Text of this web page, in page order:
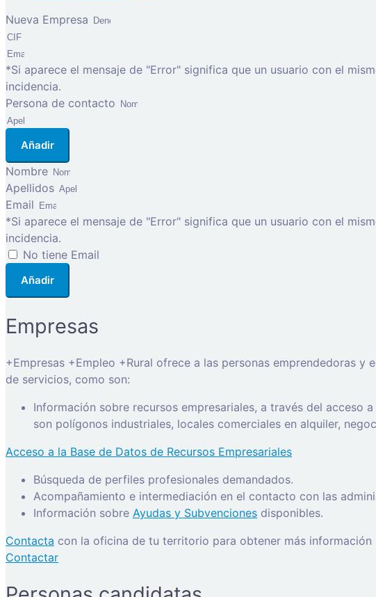
Nueva Empresa
*Si aparece el mensaje de "Error" significa que un usuario con el
incidencia.
Persona de contacto
Añadir
Nombre
Apellidos
Email
*Si aparece el mensaje de "Error" significa que un usuario con el
incidencia.
No tiene Email
Añadir
Empresas
+Empresas +Empleo +Rural ofrece a las personas emprendedoras
de servicios, como son:
Información sobre recursos empresariales, a través del acceso
son polígonos industriales, locales comerciales en alquiler,
Acceso a la Base de Datos de Recursos Empresariales
Búsqueda de perfiles profesionales demandados.
Acompañamiento e intermediación en el contacto con las
Información sobre Ayudas y Subvenciones disponibles.
Contacta con la oficina de tu territorio para obtener más información
Contactar